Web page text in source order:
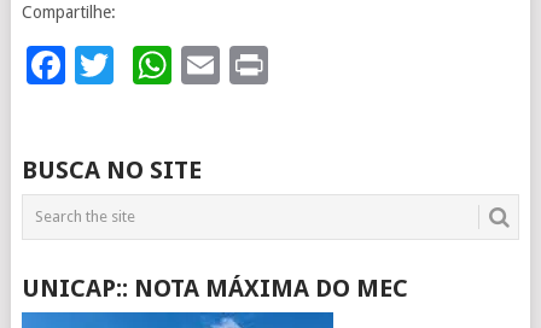
Compartilhe:
Facebook
Twitter
WhatsApp
EmailPrint
BUSCA NO SITE
UNICAP:: NOTA MÁXIMA DO MEC